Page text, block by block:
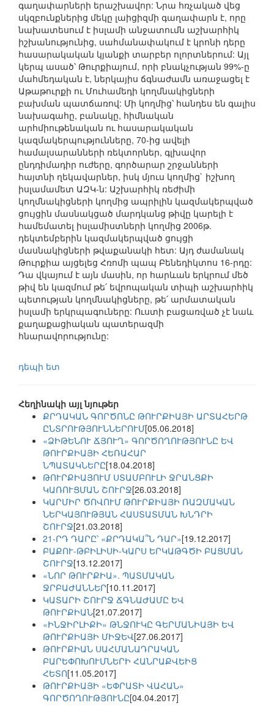
գաղափարների երաշխավոր: Նրա հռչակած վեց
սկզբունքներից մեկը լաիցիզմի գաղափարն է, որը
նախատեսում է իսլամի անջատումն աշխարհիկ
իշխանությունից, սահմանափակում է կրոնի դերը
հասարակական կյանքի տարբեր ոլորտներում: Այլ
կերպ ասած՝ Թուրքիայում, որի բնակչության 99%-ը
մահմեդական է, ներկայիս ճգնաժամն առաջացել է
Աթաթուրքի ու Մուհամեդի կողմնակիցների
բախման պատճառով: Մի կողմից՝ հանդես են գալիս
նախագահը, բանակը, հիմնական
արհմիութենական ու հասարակական
կազմակերպությունները, 70-ից ավելի
համալսարանների ռեկտորներ, գլխավոր
ընդդիմադիր ուժերը, գործարար շրջանների
հայտնի ղեկավարներ, իսկ մյուս կողմից` իշխող
իսլամամետ ԱԶԿ-ն: Աշխարհիկ ռեժիմի
կողմնակիցների կողմից ապրիլին կազմակերպված
ցույցին մասնակցած մարդկանց թիվը կարելի է
համեմատել իսլամիստների կողմից 2006թ.
դեկտեմբերին կազմակերպված ցույցի
մասնակիցների թվաքանակի հետ: Այդ ժամանակ
Թուրքիա այցելեց Հռոմի պապ Բենեդիկտոս 16-րդը:
Դա վկայում է այն մասին, որ հարևան երկրում մեծ
թիվ են կազմում թե՛ եվրոպական տիպի աշխարհիկ
պետության կողմնակիցները, թե՛ արմատական
իսլամի երկրպագուները: Ուստի բացառված չէ նաև
քաղաքացիական պատերազմի
հնարավորությունը:
դեպի ետ
Հեղինակի այլ նյութեր
ՔՐԴԱԿԱՆ ԳՈՐԾՈՆԸ ԹՈՒՐՔԻԱՅԻ ԱՐՏԱՀԵՐԹ
ԸՆՏՐՈՒԹՅՈՒՆՆԵՐՈՒՄ[05.06.2018]
«ՁԻԹԵՆՈՒ ՃՅՈՒՂ» ԳՈՐԾՈՂՈՒԹՅՈՒՆԸ ԵՎ
ԹՈՒՐՔԻԱՅԻ ՀԵՌԱՀԱՐ
ՆՊԱՏԱԿՆԵՐԸ[18.04.2018]
ԹՈՒՐՔԻԱՅՈՒՄ ՍՏԱՄԲՈՒԼԻ ՋՐԱՆՑՔԻ
ԿԱՌՈՒՑՄԱՆ ՇՈՒՐՋ[26.03.2018]
ԿԱՐՄԻՐ ԾՈՎՈՒՄ ԹՈՒՐՔԻԱՅԻ ՌԱԶՄԱԿԱՆ
ՆԵՐԿԱՅՈՒԹՅԱՆ ՀԱՍՏԱՏՄԱՆ ԽՆԴՐԻ
ՇՈՒՐՋ[21.03.2018]
21-ՐԴ ԴԱՐԸ՝ «ՔՐԴԱԿԱ՞Ն ԴԱՐ»[19.12.2017]
ԲԱՔՈՒ-ԹԲԻԼԻՍԻ-ԿԱՐՍ ԵՐԿԱԹԳԾԻ ԲԱՑՄԱՆ
ՇՈՒՐՋ[13.12.2017]
«ՆՈՐ ԹՈՒՐՔԻԱ». ՊԱՏՄԱԿԱՆ
ՋՐԲԱԺԱՆՆԵՐ[10.11.2017]
ԿԱՏԱՐԻ ՇՈՒՐՋ ՃԳՆԱԺԱՄԸ ԵՎ
ԹՈՒՐՔԻԱՆ[21.07.2017]
«ԻՆՋԻՐԼԻՔԻ» ԹՆՋՈՒԿԸ ԳԵՐՄԱՆԻԱՅԻ ԵՎ
ԹՈՒՐՔԻԱՅԻ ՄԻՋԵՎ[27.06.2017]
ԹՈՒՐՔԻԱՆ ՍԱՀՄԱՆԱԴՐԱԿԱՆ
ԲԱՐԵՓՈԽՈՒՄՆԵՐԻ ՀԱՆՐԱՔՎԵԻՑ
ՀԵՏՈ[11.05.2017]
ԹՈՒՐՔԻԱՅԻ «ԵՓՐԱՏԻ ՎԱՀԱՆ»
ԳՈՐԾՈՂՈՒԹՅՈՒՆԸ[04.04.2017]